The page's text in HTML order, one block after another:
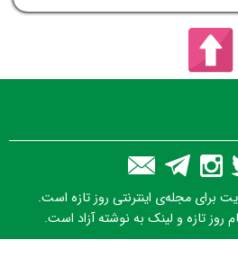
برای مجله‌ی اینترنتی روز تازه است.
روز تازه و لینک به نوشته آزاد است.